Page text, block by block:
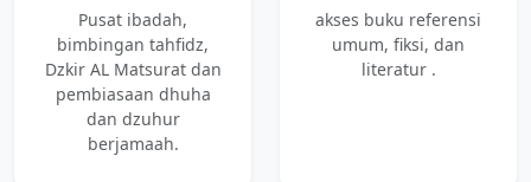
Pusat ibadah,
bimbingan tahfidz,
Dzkir AL Matsurat dan
pembiasaan dhuha
dan dzuhur
berjamaah.
akses buku referensi
umum, fiksi, dan
literatur .